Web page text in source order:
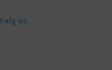
Følg os